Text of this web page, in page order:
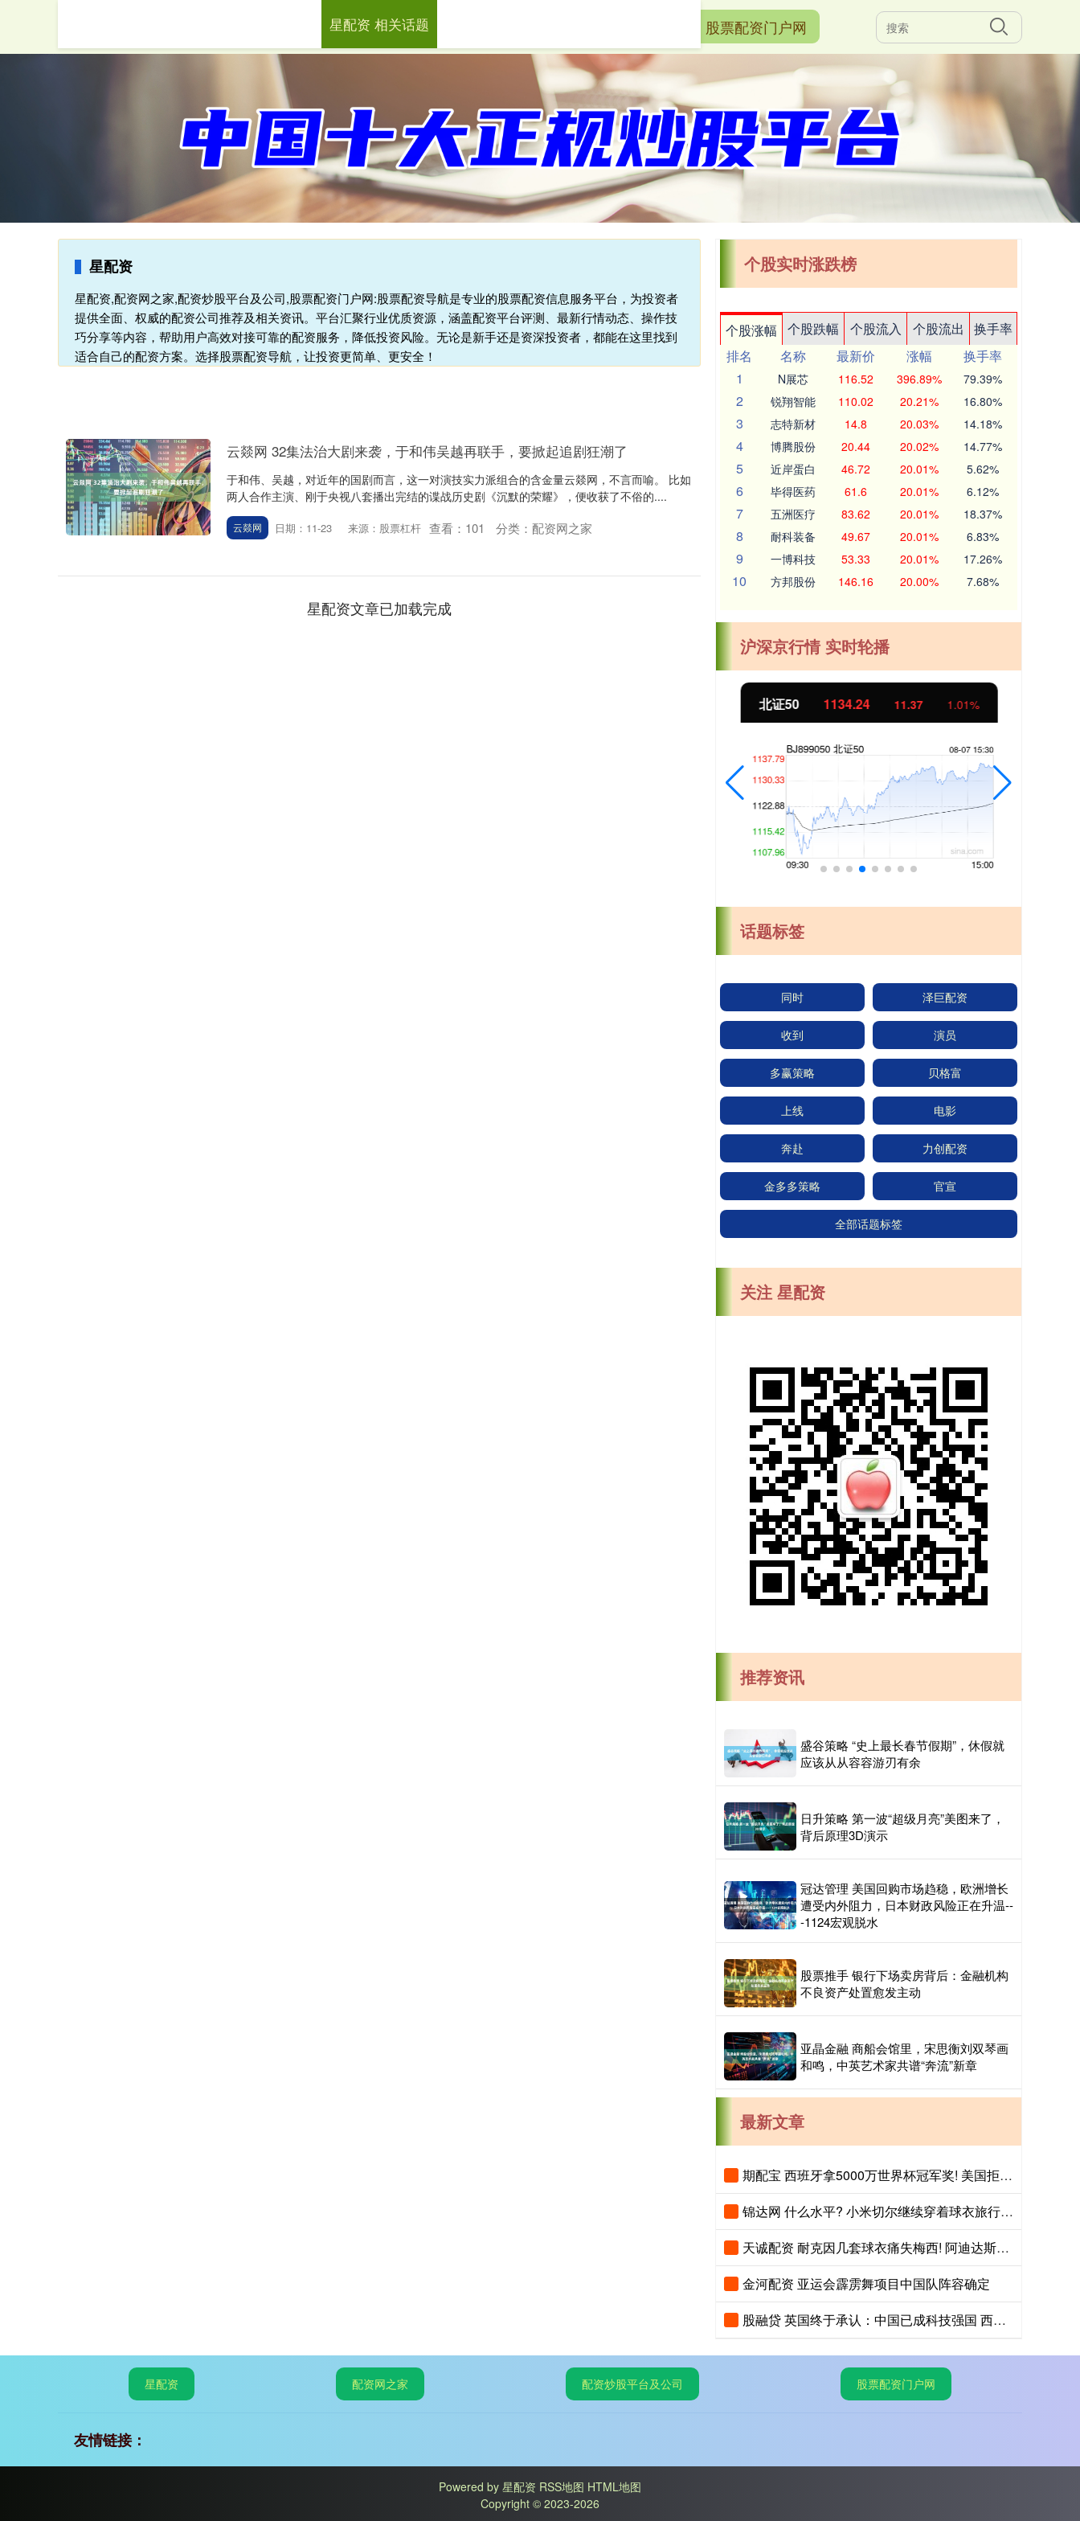
星配资 配资网之家 股票配资门户网
星配资
星配资,配资网之家,配资炒股平台及公司,股票配资门户网:股票配资导航是专业的股票配资信息服务平台，为投资者
提供全面、权威的配资公司推荐及相关资讯。平台汇聚行业优质资源，涵盖配资平台评测、最新行情动态、操作技
巧分享等内容，帮助用户高效对接可靠的配资服务，降低投资风险。无论是新手还是资深投资者，都能在这里找到
适合自己的配资方案。选择股票配资导航，让投资更简单、更安全！
星配资 相关话题
云燚网 32集法治大剧来袭，于和伟吴越再联手，要掀起追剧狂潮了
于和伟、吴越，对近年的国剧而言，这一对演技实力派组合的含金量云燚网，不言而喻。 比如
两人合作主演、刚于央视八套播出完结的谍战历史剧《沉默的荣耀》，便收获了不俗的....
云燚网 日期：11-23 来源：股票杠杆 查看： 101 分类： 配资网之家
星配资文章已加载完成
个股实时涨跌榜
个股涨幅 个股跌幅 个股流入 个股流出
换手率
排名
名称 最新价 涨幅
换手率
1
N展芯 116.52 396.89% 79.39%
2 锐翔智能 110.02 20.21% 16.80%
3 志特新材 14.8 20.03% 14.18%
4 博腾股份 20.44 20.02% 14.77%
5 近岸蛋白 46.72 20.01% 5.62%
6 毕得医药 61.6 20.01% 6.12%
7 五洲医疗 83.62 20.01% 18.37%
8 耐科装备 49.67 20.01% 6.83%
9 一博科技 53.33 20.01% 17.26%
10 方邦股份 146.16 20.00% 7.68%
沪深京行情 实时轮播
北证50 1134.24 11.37 1.01%
话题标签
同时 泽巨配资
收到 演员
多赢策略 贝格富
上线 电影
奔赴 力创配资
金多多策略 官宣
全部话题标签
关注 星配资
推荐资讯
盛谷策略 “史上最长春节假期”，休假就
应该从从容容游刃有余
日升策略 第一波“超级月亮”美图来了，
背后原理3D演示
冠达管理 美国回购市场趋稳，欧洲增长
遭受内外阻力，日本财政风险正在升温--
-1124宏观脱水
股票推手 银行下场卖房背后：金融机构
不良资产处置愈发主动
亚晶金融 商船会馆里，宋思衡刘双琴画
和鸣，中英艺术家共谱“奔流”新章
最新文章
期配宝 西班牙拿5000万世界杯冠军奖! 美国拒绝给FIFA免税, 最高征税41%
锦达网 什么水平? 小米切尔继续穿着球衣旅行, 还边走路边练习运球
天诚配资 耐克因几套球衣痛失梅西! 阿迪达斯捡漏, 法院判耐克败诉
金河配资 亚运会霹雳舞项目中国队阵容确定
股融贷 英国终于承认：中国已成科技强国 西方优势不多了
星配资 配资网之家 配资炒股平台及公司 股票配资门户网
友情链接：
Powered by 星配资 RSS地图 HTML地图
Copyright © 2023-2026